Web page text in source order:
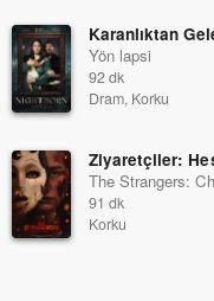
Karanlıktan
Yön lapsi
92 dk
Dram, Korku
Ziyaretçiler:
The Strangers:
91 dk
Korku